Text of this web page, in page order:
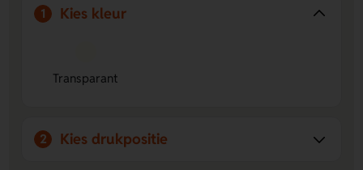
Gravering mogelijk:
Laat jouw ontwerp op voor- of
achterzijde aanbrengen voor een persoonlijke touch.
Veelzijdig inzetbaar:
1 Kies kleur
Transparant
2 Kies drukpositie